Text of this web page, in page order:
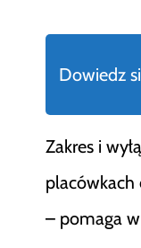
Dowiedz
Zakres i
placówkach
– pomaga